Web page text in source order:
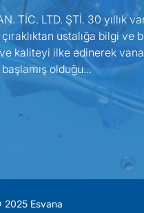
TİC. LTD. ŞTİ. 30 yıllık
ustalığa bilgi ve
kaliteyi ilke edinerek vana
olduğu...
2025 Esvana